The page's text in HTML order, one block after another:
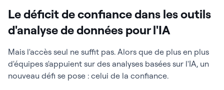
Le déficit de confiance dans les outils
d'analyse de données pour l'IA
Mais l'accès seul ne suffit pas. Alors que de plus en plus
d'équipes s'appuient sur des analyses basées sur l'IA, un
nouveau défi se pose : celui de la confiance.